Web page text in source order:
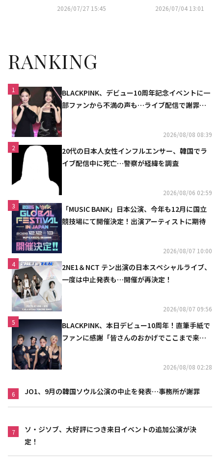
ney+にて配信スタート2026/07/27 15:45
2」予告映像第1弾を公開
2026/07/04 13:01
RANKING
1
BLACKPINK、デビュー10周年記念イベントに一
部ファンから不満の声も…ライブ配信で謝罪
2026/08/08 08:39
2
20代の日本人女性インフルエンサー、韓国でラ
イブ配信中に死亡…警察が経緯を調査
2026/08/06 02:59
3
「MUSIC BANK」日本公演、今年も12月に国立
競技場にて開催決定！出演アーティストに期待
2026/08/07 10:00
4
2NE1＆NCT テン出演の日本スペシャルライブ、
一度は中止発表も…開催が再決定！
2026/08/07 09:56
5
BLACKPINK、本日デビュー10周年！直筆手紙で
ファンに感謝「皆さんのおかげでここまで来ら
2026/08/08 02:28
6 JO1、9月の韓国ソウル公演の中止を発表…事務所が謝罪
7
ソ・ジソブ、大好評につき来日イベントの追加公演が決
定！